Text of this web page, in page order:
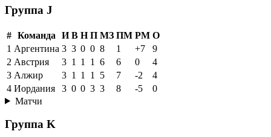
Группа J
# Команда И В Н П МЗ ПМ РМ О
1 Аргентина 3 3 0 0 8 1 +7
9
2 Австрия 3 1 1 1 6 6 0
4
3 Алжир 3 1 1 1 5 7 -2
4
4 Иордания 3 0 0 3 3 8 -5
0
Матчи
Группа K